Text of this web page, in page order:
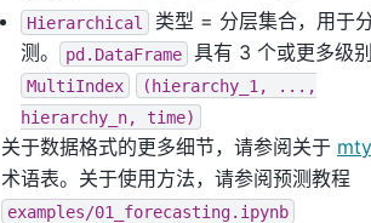
Hierarchical
类型 = 分层集合，用于
测。
pd.DataFrame 具有 3 个或更多级
MultiIndex (hierarchy_1,
...,
hierarchy_n,
time)
关于数据格式的更多细节，请参阅关于
术语表。关于使用方法，请参阅预测教程
examples/01_forecasting.ipynb